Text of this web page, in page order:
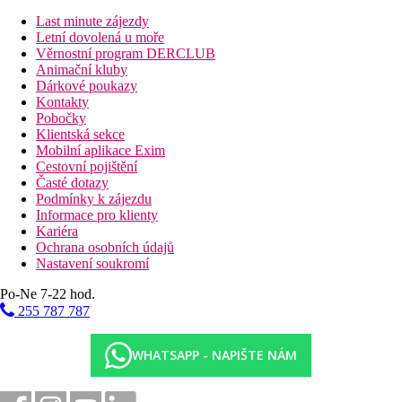
restaurace, balkon nebo terasa, cca 23 m2.
Ostatní typy pokojů(pokud není uvedeno jinak, mají pokoje
výše uvedené vybavení)
Bungalow, výhled na moře
Dvoulůžkový pokoj, Deluxe, Výhled na moře:
patře v části Building, cca 18 m2.
Dvoulůžkový pokoj, Superior, výhled na moře:
části Buidling, k dispozici terasa, cca 35m2 vč. terasy.
Dvoulůžkový pokoj, výhled na bazén, Swim Up:
části Lake House, modernější, přímý vstup z terasy do sdíleného
bazénu, 1x za pobyt zdarma s rezervací využítí Steak Houe A la
Carte restaurace, cca 25m2.
Dvoulůžkový pokoj, výhled na moře, Swim Up:
části Building, výhled na moře, přímý vstup z terasy do
sdíleného bazénu, 1x za pobyt zdarma s rezervací využítí Steak
Houe A la Carte restaurace, cca 30 m2.
Senior Suite:
Písečno-oblázková pláž přímo u hotelu, lehátka, slunečníky a
osušky zdarma, bar na pláži v rámci All Inclusive.
Last minute zájezdy
Letní dovolená u moře
Věrnostní program DERCLUB
Animační kluby
Dárkové poukazy
Kontakty
Pobočky
Klientská sekce
Mobilní aplikace Exim
Cestovní pojištění
Časté dotazy
Podmínky k zájezdu
Informace pro klienty
Kariéra
Ochrana osobních údajů
Nastavení soukromí
Po-Ne 7-22 hod.
255 787 787
WHATSAPP - NAPIŠTE NÁM